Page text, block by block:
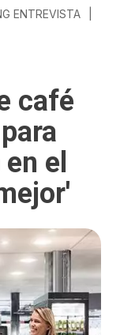
ENTREVISTA
café
el